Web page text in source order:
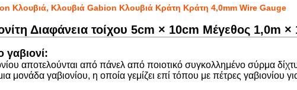
Κλουβιά, Κλουβιά Gabion Κλουβιά Κράτη Κράτη 4,0mm Wire Gauge
Διαφάνεια τοίχου 5cm × 10cm Μέγεθος 1,0m
γαβιονί:
αποτελούνται από πάνελ από ποιοτικό συγκολλημένο σύρμα
μονάδα γαβιονίου, η οποία γεμίζει επί τόπου με πέτρες γαβιονίου